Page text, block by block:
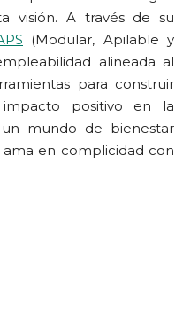
visión. A través de su
(Modular, Apilable y
alineada al
para construir
impacto positivo en la
mundo de bienestar
en complicidad con